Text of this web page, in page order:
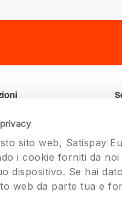
sito web, Satispay
i cookie forniti da
dispositivo. Se hai
web da parte tua e